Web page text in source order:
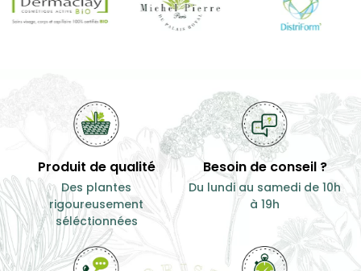
Produit de qualité
Des plantes
rigoureusement
séléctionnées
Besoin de conseil ?
Du lundi au samedi de 10h
à 19h